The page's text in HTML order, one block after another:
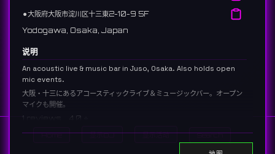
Home 显示DJ 显示活动 Search
⚫︎大阪府大阪市淀川区十三東2-10-9 5F
Yodogawa, Osaka, Japan
说明
An acoustic live & music bar in Juso, Osaka. Also holds open
mic events.
大阪・十三にあるアコースティックライブ＆ミュージックバー。オープン
マイクも開催。
1 reviews 4.0 ⭐️